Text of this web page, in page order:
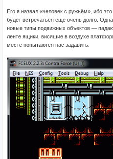
Его я назвал «человек с ружьём», ибо
будет встречаться еще очень долго.
новые типы подвижных объектов —
ленте ящики, висящие в воздухе
месте попытаются нас задавить.